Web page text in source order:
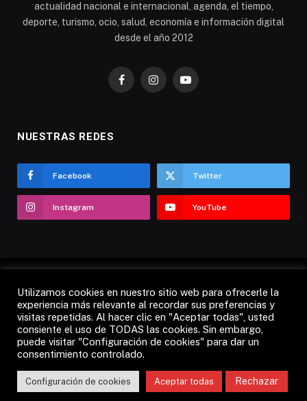
actualidad nacional e internacional, agenda, el tiempo,
deporte, turismo, ocio, salud, economía e información digital
desde el año 2012
FacebookInstagramYouTube
NUESTRAS REDES
Facebook Twitter
Instagram YouTube
AVISO LEGAL POLÍTICA DE COOKIES
POLÍTICA DE PRIVACIDAD CANDÁS 365 TV RADIO
CONTACTO
© 2012 - 2026 Todos los derechos reservados.
Utilizamos cookies en nuestro sitio web para ofrecerle la
experiencia más relevante al recordar sus preferencias y
visitas repetidas. Al hacer clic en "Aceptar todas", usted
consiente el uso de TODAS las cookies. Sin embargo,
puede visitar "Configuración de cookies" para dar un
consentimiento controlado.
Configuración de cookies Aceptar todas Rechazar